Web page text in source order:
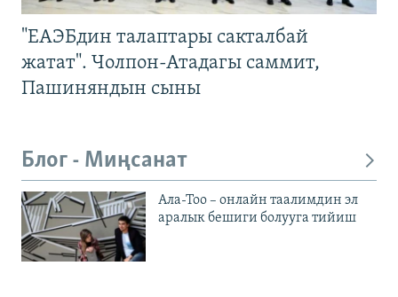
"ЕАЭБдин талаптары сакталбай
жатат". Чолпон-Атадагы саммит,
Пашиняндын сыны
Блог - Миңсанат
Ала-Тоо – онлайн таалимдин эл
аралык бешиги болууга тийиш